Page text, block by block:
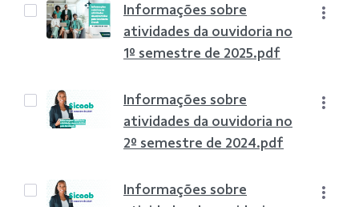
Informações sobre
atividades da ouvidoria no
1º semestre de 2025.pdf
Informações sobre
atividades da ouvidoria no
2º semestre de 2024.pdf
Informações sobre